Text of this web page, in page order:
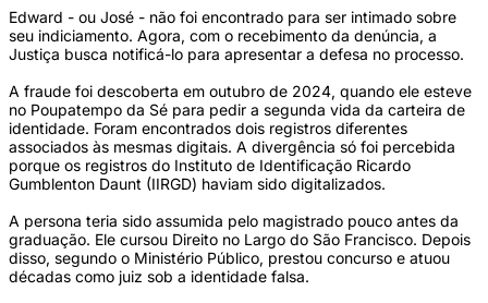
Edward - ou José - não foi encontrado para ser intimado sobre
seu indiciamento. Agora, com o recebimento da denúncia, a
Justiça busca notificá-lo para apresentar a defesa no processo.
A fraude foi descoberta em outubro de 2024, quando ele esteve
no Poupatempo da Sé para pedir a segunda vida da carteira de
identidade. Foram encontrados dois registros diferentes
associados às mesmas digitais. A divergência só foi percebida
porque os registros do Instituto de Identificação Ricardo
Gumblenton Daunt (IIRGD) haviam sido digitalizados.
A persona teria sido assumida pelo magistrado pouco antes da
graduação. Ele cursou Direito no Largo do São Francisco. Depois
disso, segundo o Ministério Público, prestou concurso e atuou
décadas como juiz sob a identidade falsa.